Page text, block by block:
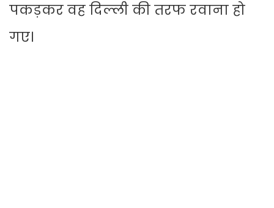
पकड़कर वह दिल्ली की तरफ रवाना हो
गए।